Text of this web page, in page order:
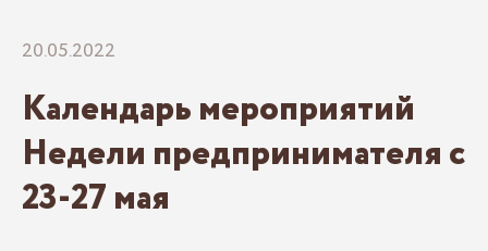
20.05.2022
Календарь мероприятий
Недели предпринимателя с
23-27 мая